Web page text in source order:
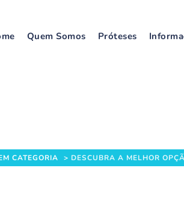
Quem Somos Próteses
CATEGORIA > DESCUBRA A MELHOR